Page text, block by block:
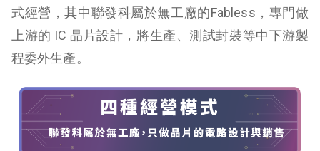
式經營，其中聯發科屬於無工廠的Fabless，專門做
上游的 IC 晶片設計，將生產、測試封裝等中下游製
程委外生產。